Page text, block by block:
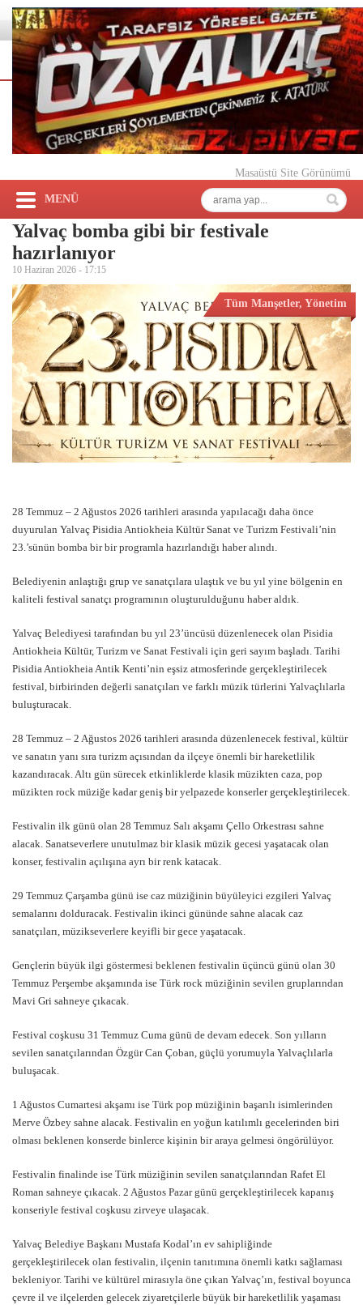
Masaüstü Site Görünümü
MENÜ
Yalvaç bomba gibi bir festivale
hazırlanıyor
10 Haziran 2026 - 17:15
Tüm Manşetler, Yönetim
28 Temmuz – 2 Ağustos 2026 tarihleri arasında yapılacağı daha önce
duyurulan Yalvaç Pisidia Antiokheia Kültür Sanat ve Turizm Festivali’nin
23.’sünün bomba bir bir programla hazırlandığı haber alındı.
Belediyenin anlaştığı grup ve sanatçılara ulaştık ve bu yıl yine bölgenin en
kaliteli festival sanatçı programının oluşturulduğunu haber aldık.
Yalvaç Belediyesi tarafından bu yıl 23’üncüsü düzenlenecek olan Pisidia
Antiokheia Kültür, Turizm ve Sanat Festivali için geri sayım başladı. Tarihi
Pisidia Antiokheia Antik Kenti’nin eşsiz atmosferinde gerçekleştirilecek
festival, birbirinden değerli sanatçıları ve farklı müzik türlerini Yalvaçlılarla
buluşturacak.
28 Temmuz – 2 Ağustos 2026 tarihleri arasında düzenlenecek festival, kültür
ve sanatın yanı sıra turizm açısından da ilçeye önemli bir hareketlilik
kazandıracak. Altı gün sürecek etkinliklerde klasik müzikten caza, pop
müzikten rock müziğe kadar geniş bir yelpazede konserler gerçekleştirilecek.
Festivalin ilk günü olan 28 Temmuz Salı akşamı Çello Orkestrası sahne
alacak. Sanatseverlere unutulmaz bir klasik müzik gecesi yaşatacak olan
konser, festivalin açılışına ayrı bir renk katacak.
29 Temmuz Çarşamba günü ise caz müziğinin büyüleyici ezgileri Yalvaç
semalarını dolduracak. Festivalin ikinci gününde sahne alacak caz
sanatçıları, müzikseverlere keyifli bir gece yaşatacak.
Gençlerin büyük ilgi göstermesi beklenen festivalin üçüncü günü olan 30
Temmuz Perşembe akşamında ise Türk rock müziğinin sevilen gruplarından
Mavi Gri sahneye çıkacak.
Festival coşkusu 31 Temmuz Cuma günü de devam edecek. Son yılların
sevilen sanatçılarından Özgür Can Çoban, güçlü yorumuyla Yalvaçlılarla
buluşacak.
1 Ağustos Cumartesi akşamı ise Türk pop müziğinin başarılı isimlerinden
Merve Özbey sahne alacak. Festivalin en yoğun katılımlı gecelerinden biri
olması beklenen konserde binlerce kişinin bir araya gelmesi öngörülüyor.
Festivalin finalinde ise Türk müziğinin sevilen sanatçılarından Rafet El
Roman sahneye çıkacak. 2 Ağustos Pazar günü gerçekleştirilecek kapanış
konseriyle festival coşkusu zirveye ulaşacak.
Yalvaç Belediye Başkanı Mustafa Kodal’ın ev sahipliğinde
gerçekleştirilecek olan festivalin, ilçenin tanıtımına önemli katkı sağlaması
bekleniyor. Tarihi ve kültürel mirasıyla öne çıkan Yalvaç’ın, festival boyunca
çevre il ve ilçelerden gelecek ziyaretçilerle büyük bir hareketlilik yaşaması